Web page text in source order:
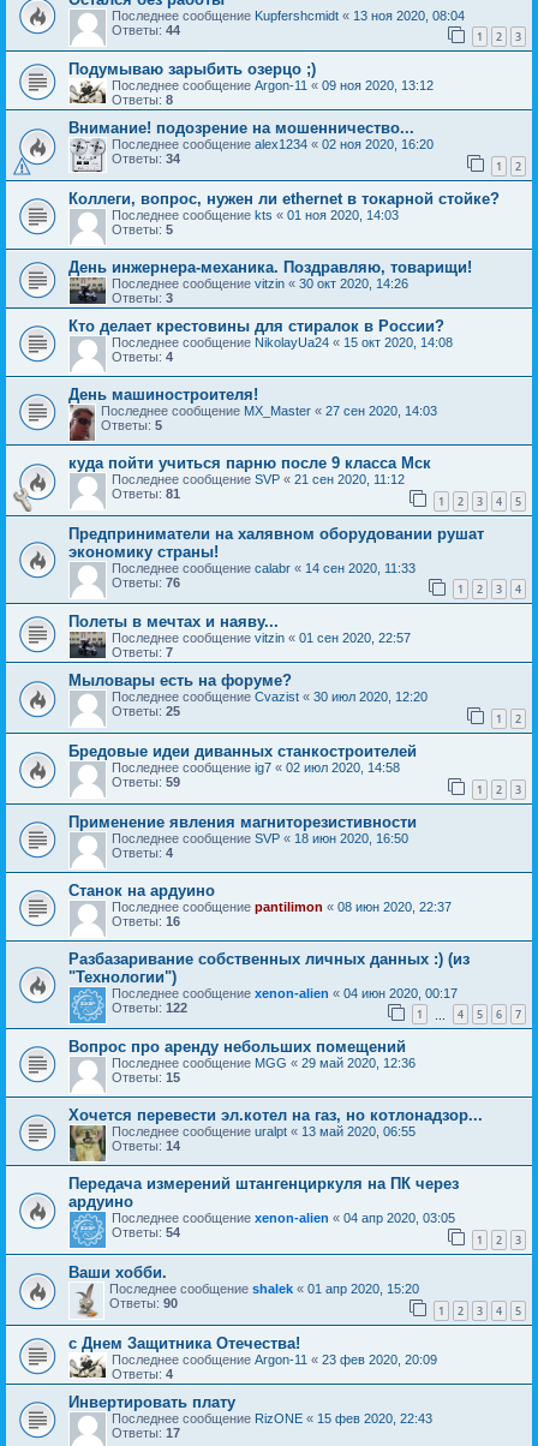
Последнее сообщение Kupfershcmidt « 13 ноя 2020, 08:04
Ответы: 44 1 2 3
Подумываю зарыбить озерцо ;)
Последнее сообщение Argon-11 « 09 ноя 2020, 13:12
Ответы: 8
Внимание! подозрение на мошенничество...
Последнее сообщение alex1234 « 02 ноя 2020, 16:20
Ответы: 34 1 2
Коллеги, вопрос, нужен ли ethernet в токарной стойке?
Последнее сообщение kts « 01 ноя 2020, 14:03
Ответы: 5
День инжернера-механика. Поздравляю, товарищи!
Последнее сообщение vitzin « 30 окт 2020, 14:26
Ответы: 3
Кто делает крестовины для стиралок в России?
Последнее сообщение NikolayUa24 « 15 окт 2020, 14:08
Ответы: 4
День машиностроителя!
Последнее сообщение MX_Master « 27 сен 2020, 14:03
Ответы: 5
куда пойти учиться парню после 9 класса Мск
Последнее сообщение SVP « 21 сен 2020, 11:12
Ответы: 81 1 2 3 4 5
Предприниматели на халявном оборудовании рушат
экономику страны!
Последнее сообщение calabr « 14 сен 2020, 11:33
Ответы: 76 1 2 3 4
Полеты в мечтах и наяву...
Последнее сообщение vitzin « 01 сен 2020, 22:57
Ответы: 7
Мыловары есть на форуме?
Последнее сообщение Cvazist « 30 июл 2020, 12:20
Ответы: 25 1 2
Бредовые идеи диванных станкостроителей
Последнее сообщение ig7 « 02 июл 2020, 14:58
Ответы: 59 1 2 3
Применение явления магниторезистивности
Последнее сообщение SVP « 18 июн 2020, 16:50
Ответы: 4
Станок на ардуино
Последнее сообщение pantilimon « 08 июн 2020, 22:37
Ответы: 16
Разбазаривание собственных личных данных :) (из
"Технологии")
Последнее сообщение xenon-alien « 04 июн 2020, 00:17
Ответы: 122 1 4 5 6 7
Вопрос про аренду небольших помещений
Последнее сообщение MGG « 29 май 2020, 12:36
Ответы: 15
Хочется перевести эл.котел на газ, но котлонадзор...
Последнее сообщение uralpt « 13 май 2020, 06:55
Ответы: 14
Передача измерений штангенциркуля на ПК через
ардуино
Последнее сообщение xenon-alien « 04 апр 2020, 03:05
Ответы: 54 1 2 3
Ваши хобби.
Последнее сообщение shalek « 01 апр 2020, 15:20
Ответы: 90 1 2 3 4 5
с Днем Защитника Отечества!
Последнее сообщение Argon-11 « 23 фев 2020, 20:09
Ответы: 4
Инвертировать плату
Последнее сообщение RizONE « 15 фев 2020, 22:43
Ответы: 17